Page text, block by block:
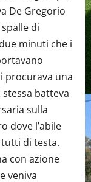
De Gregorio
di
minuti che i
procurava una
batteva
sulla
dove l’abile
di testa.
con azione
veniva